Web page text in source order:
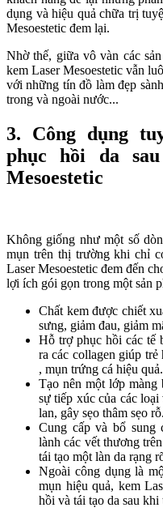
dụng và hiệu quả chữa trị
Mesoestetic đem lại.
Nhờ thế, giữa vô vàn các
kem Laser Mesoestetic vẫn
với những tín đồ làm đẹp
trong và ngoài nước...
3. Công dụng
phục hồi da
Mesoestetic
Không giống như một số
mụn trên thị trường khi chỉ
Laser Mesoestetic đem đến
lợi ích gói gọn trong một sản
Chất kem được chiết
sưng, giảm đau, giảm
Hỗ trợ phục hồi các tế
ra các collagen giúp
, mụn trứng cá hiệu quả.
Tạo nên một lớp màng
sự tiếp xúc của các
lan, gây sẹo thâm sẹo
Cung cấp và bổ sung
lành các vết thương
tái tạo một làn da rạng
Ngoài công dụng là
mụn hiệu quả, kem
hồi và tái tạo da sau